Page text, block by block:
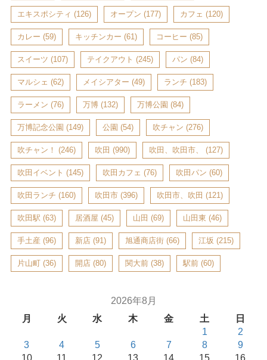
エキスポシティ (126) オープン (177) カフェ (120)
カレー (59) キッチンカー (61) コーヒー (85)
スイーツ (107) テイクアウト (245) パン (84)
マルシェ (62) メイシアター (49) ランチ (183)
ラーメン (76) 万博 (132) 万博公園 (84)
万博記念公園 (149) 公園 (54) 吹チャン (276)
吹チャン！ (246) 吹田 (990) 吹田、吹田市、 (127)
吹田イベント (145) 吹田カフェ (76) 吹田パン (60)
吹田ランチ (160) 吹田市 (396) 吹田市、吹田 (121)
吹田駅 (63) 居酒屋 (45) 山田 (69) 山田東 (46)
手土産 (96) 新店 (91) 旭通商店街 (66) 江坂 (215)
片山町 (36) 開店 (80) 関大前 (38) 駅前 (60)
2026年8月
月
火 水 木 金 土
日
1
2
3
4 5 6 7 8
9